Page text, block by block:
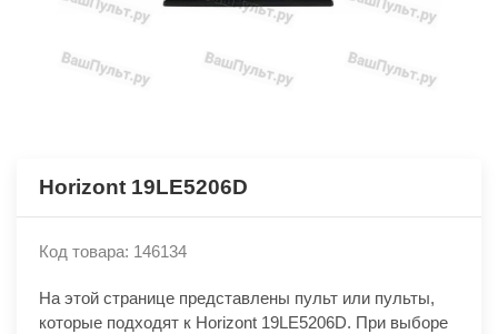
Horizont 19LE5206D
Код товара: 146134
На этой странице представлены пульт или пульты,
которые подходят к Horizont 19LE5206D. При выборе